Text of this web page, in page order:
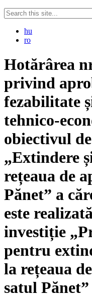
hu
ro
Hotărârea
privind
fezabilitate
tehnico-
obiectivul
„Extindere
rețeaua de
Pănet” a
este
investiție
pentru
la rețeaua
satul Pănet”